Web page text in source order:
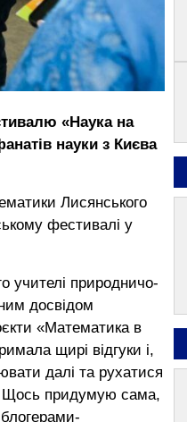
«Наука на
науки з Києва
Лисянського
фестивалі у
учителі природничо-
досвідом
«Математика в
щирі відгуки і,
далі та рухатися
Щось придумую сама,